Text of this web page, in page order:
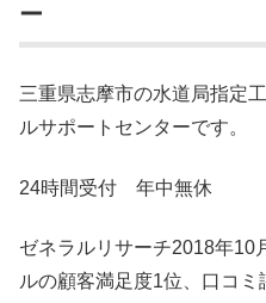
ー
三重県志摩市の水道局指定
ルサポートセンターです。
24時間受付 年中無休
ゼネラルリサーチ2018年10
ルの顧客満足度1位、口コ